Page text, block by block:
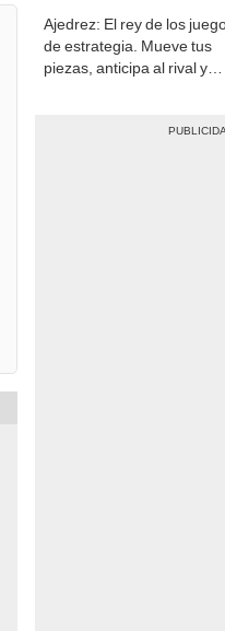
Ajedrez: El rey de los
de estrategia. Mueve tus
piezas, anticipa al rival y